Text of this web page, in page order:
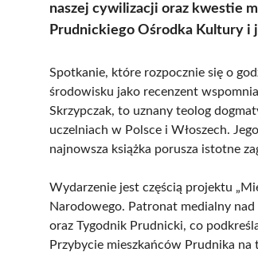
naszej cywilizacji oraz kwestie
Prudnickiego Ośrodka Kultury
Spotkanie, które rozpocznie się o
środowisku jako recenzent
Skrzypczak, to uznany teolog
uczelniach w Polsce i Włoszech.
najnowsza książka porusza istotne
Wydarzenie jest częścią projektu
Narodowego. Patronat medialny
oraz Tygodnik Prudnicki, co
Przybycie mieszkańców Prudnika na